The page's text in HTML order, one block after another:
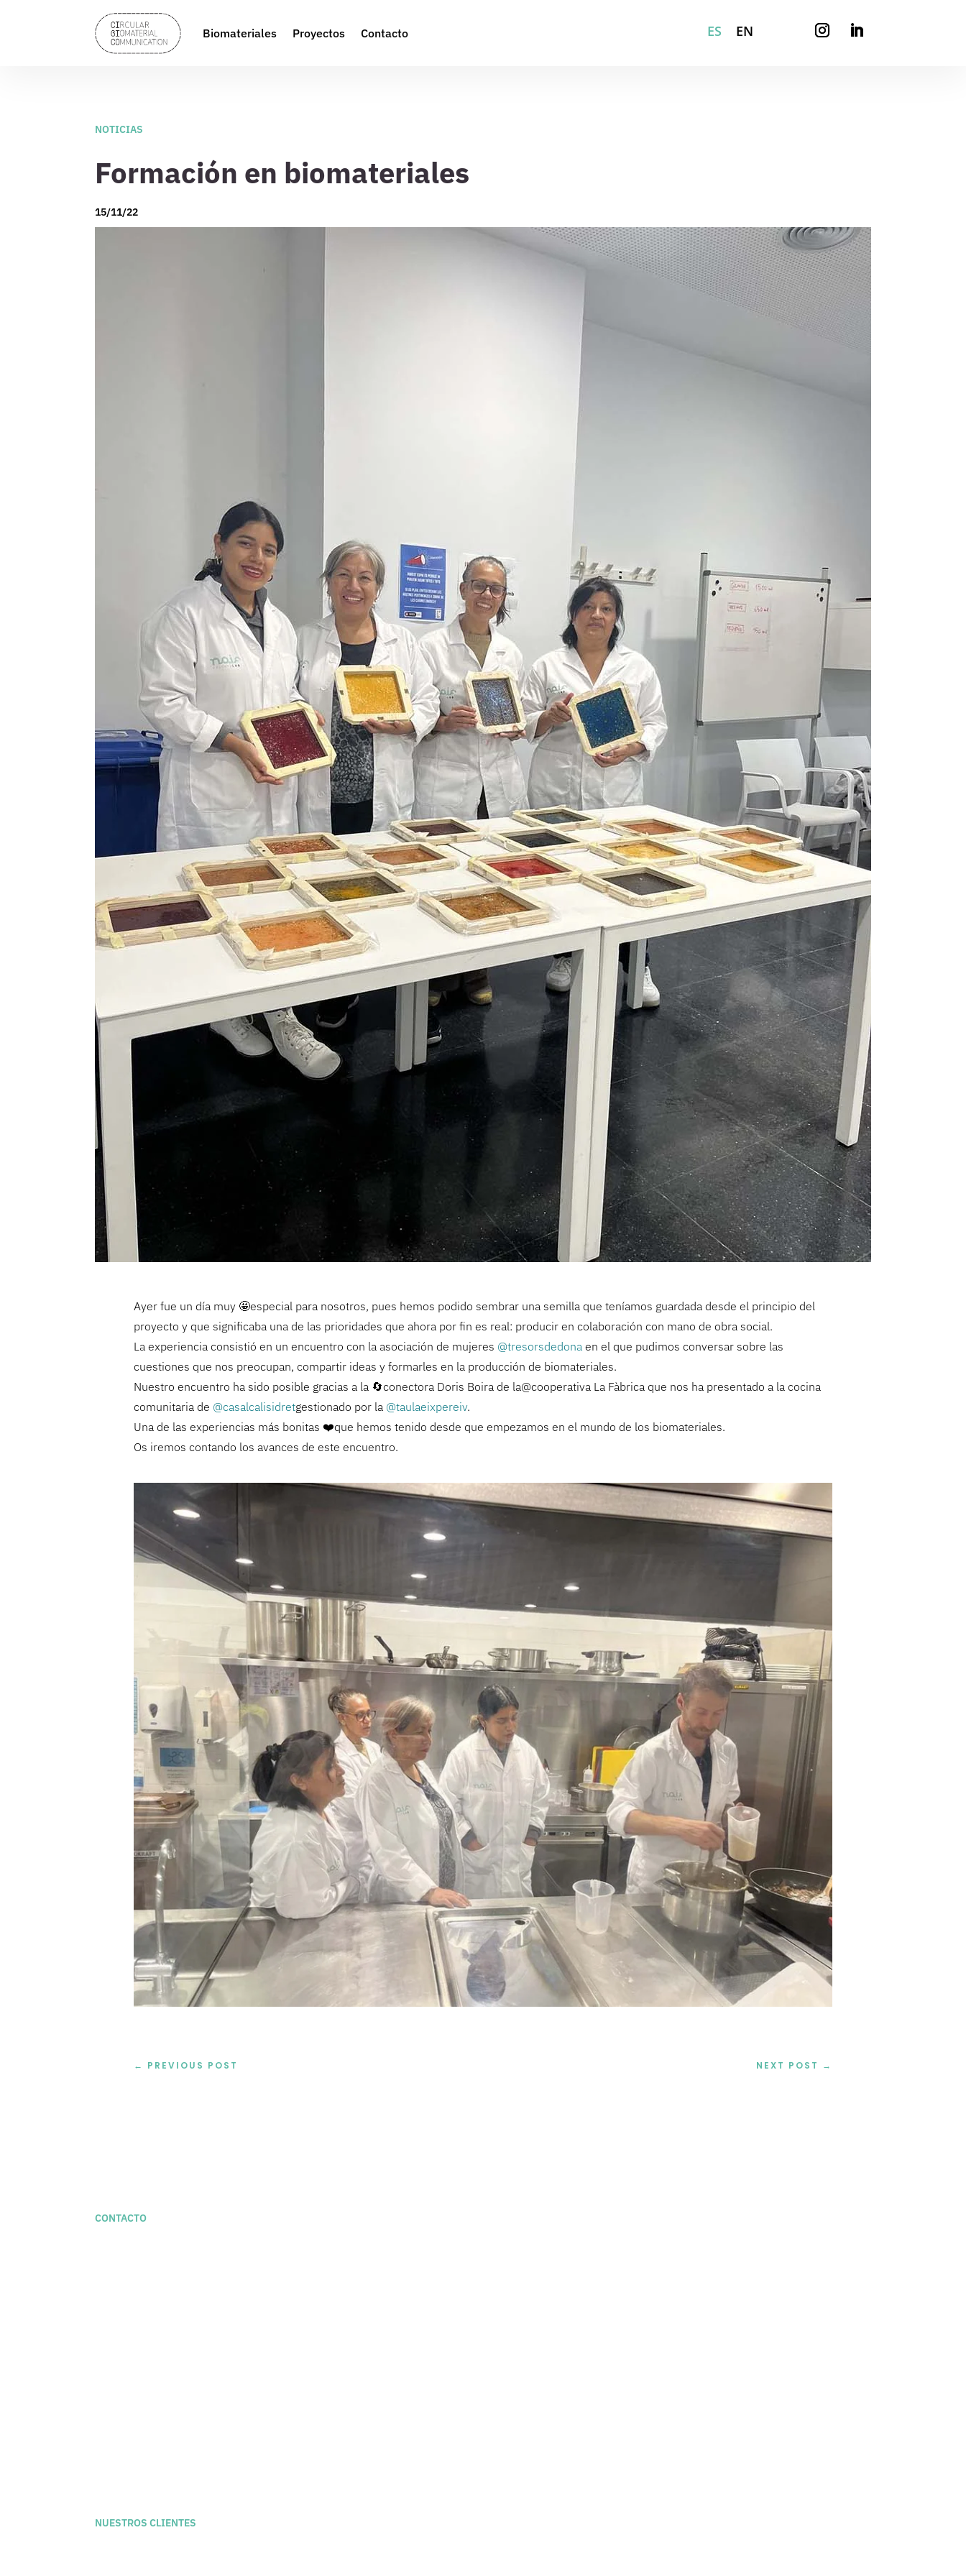
Biomateriales Proyectos Contacto ES EN
NOTICIAS
Formación en biomateriales
15/11/22
Ayer fue un día muy 🤩especial para nosotros, pues hemos podido sembrar una semilla que teníamos guardada desde el principio del
proyecto y que significaba una de las prioridades que ahora por fin es real: producir en colaboración con mano de obra social.
La experiencia consistió en un encuentro con la asociación de mujeres @tresorsdedona en el que pudimos conversar sobre las
cuestiones que nos preocupan, compartir ideas y formarles en la producción de biomateriales.
Nuestro encuentro ha sido posible gracias a la 🔄conectora Doris Boira de la@cooperativa La Fàbrica que nos ha presentado a la cocina
comunitaria de @casalcalisidretgestionado por la @taulaeixpereiv.
Una de las experiencias más bonitas ❤️que hemos tenido desde que empezamos en el mundo de los biomateriales.
Os iremos contando los avances de este encuentro.
← PREVIOUS POST NEXT POST →
CONTACTO
NUESTROS CLIENTES